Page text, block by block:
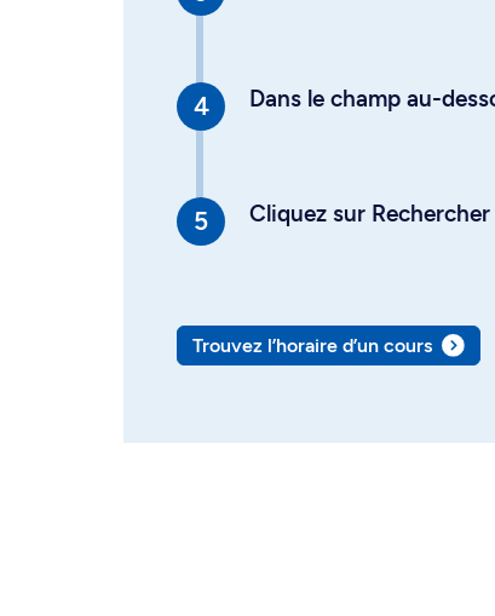
Dans le champ au-
Cliquez sur
Trouvez l’horaire d’un cours